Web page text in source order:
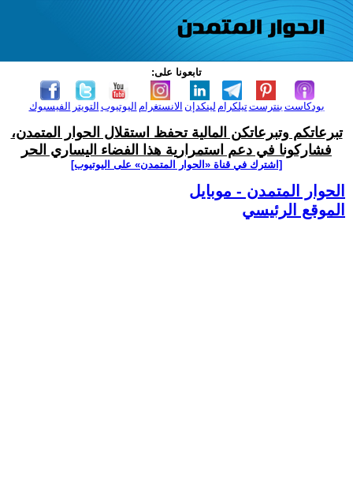
تابعونا على:
الفيسبوك التويتر اليوتيوب الانستغرام لينكدإن تيلكرامبنترست بودكاست
تبرعاتكم وتبرعاتكن المالية تحفظ استقلال الحوار المتمدن،
فشاركونا في دعم استمرارية هذا الفضاء اليساري الحر
[اشترك في قناة ‫«الحوار المتمدن» على اليوتيوب]
الحوار المتمدن - موبايل
الموقع الرئيسي